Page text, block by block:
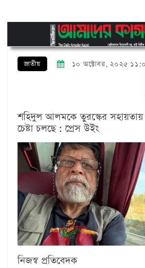
জাতীয় ১০ অক্টোবর, ২০২৫
শহিদুল আলমকে তুরস্কের
চেষ্টা চলছে : প্রেস উইং
নিজস্ব প্রতিবেদক